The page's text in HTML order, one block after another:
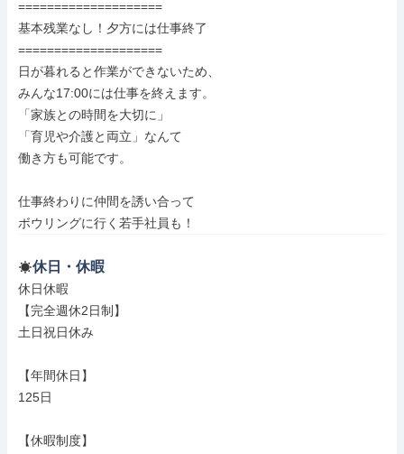
====================
基本残業なし！夕方には仕事終了
====================
日が暮れると作業ができないため、
みんな17:00には仕事を終えます。
「家族との時間を大切に」
「育児や介護と両立」なんて
働き方も可能です。
仕事終わりに仲間を誘い合って
ボウリングに行く若手社員も！
休日・休暇
休日休暇
【完全週休2日制】
土日祝日休み
【年間休日】
125日
【休暇制度】